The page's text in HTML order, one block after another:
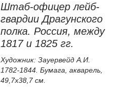
Штаб-офицер лейб-
гвардии Драгунского
полка. Россия, между
1817 и 1825 гг.
Художник: Зауервейд А.И.
1782-1844. Бумага, акварель,
49,7х38,7 см.